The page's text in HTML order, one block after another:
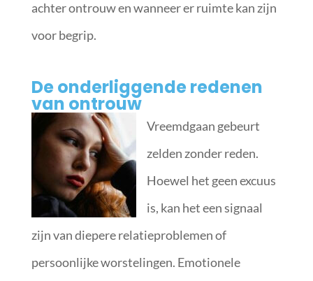
achter ontrouw en wanneer er ruimte kan zijn
voor begrip.
De onderliggende redenen
van ontrouw
Vreemdgaan gebeurt
zelden zonder reden.
Hoewel het geen excuus
is, kan het een signaal
zijn van diepere relatieproblemen of
persoonlijke worstelingen. Emotionele